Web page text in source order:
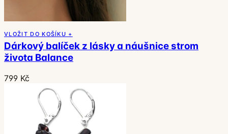
VLOŽIT DO KOŠÍKU +
Dárkový balíček z lásky a náušnice strom
života Balance
799 Kč